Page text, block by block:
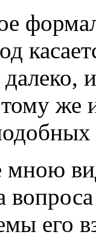
и
же
мною
его